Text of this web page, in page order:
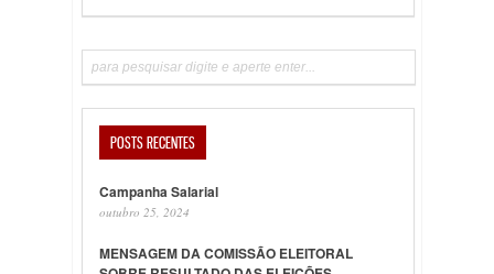
POSTS RECENTES
Campanha Salarial
outubro 25, 2024
MENSAGEM DA COMISSÃO ELEITORAL